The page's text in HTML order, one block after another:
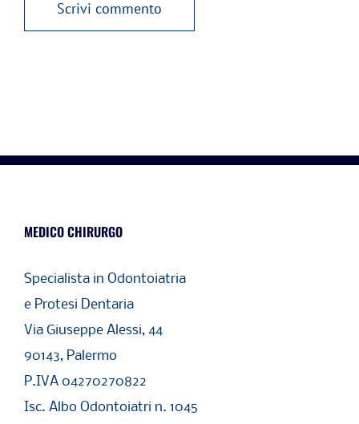
MEDICO CHIRURGO
Specialista in Odontoiatria
e Protesi Dentaria
Via Giuseppe Alessi, 44
90143, Palermo
P.IVA 04270270822
Isc. Albo Odontoiatri n. 1045